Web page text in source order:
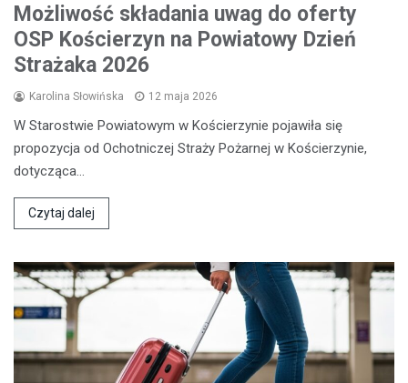
Możliwość składania uwag do oferty
OSP Kościerzyn na Powiatowy Dzień
Strażaka 2026
Karolina Słowińska 12 maja 2026
W Starostwie Powiatowym w Kościerzynie pojawiła się
propozycja od Ochotniczej Straży Pożarnej w Kościerzynie,
dotycząca…
Czytaj dalej